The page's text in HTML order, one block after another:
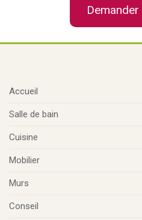
Accueil
Salle de bain
Cuisine
Mobilier
Murs
Conseil